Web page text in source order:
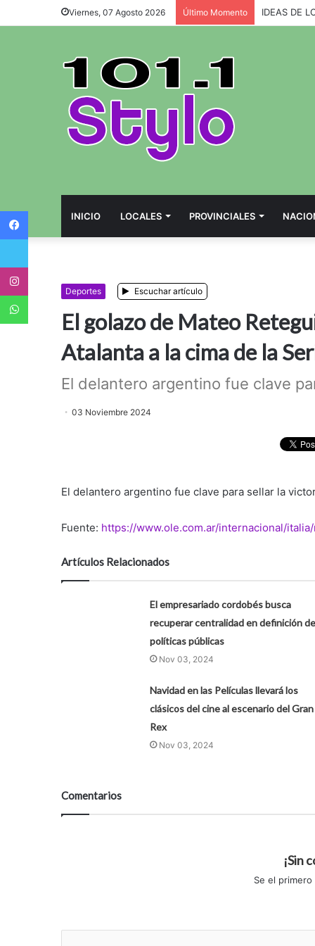
Viernes, 07 Agosto 2026 Último Momento IDEAS DE
INICIO LOCALES PROVINCIALES
Deportes Escuchar artículo
El golazo de Mateo
Atalanta a la cima de la
El delantero argentino fue clave
03 Noviembre 2024
El delantero argentino fue clave para sellar la
Fuente: https://www.ole.com.ar/internacional/
Artículos Relacionados
El empresariado cordobés busca
recuperar centralidad en definición de
políticas públicas
Nov 03, 2024
Navidad en las Películas llevará los
clásicos del cine al escenario del Gran
Rex
Nov 03, 2024
Comentarios
¡Sin
Se el
Twitter
WhatsApp